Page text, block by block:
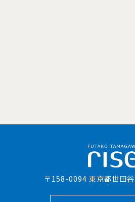
〒158-0094 東京都世田